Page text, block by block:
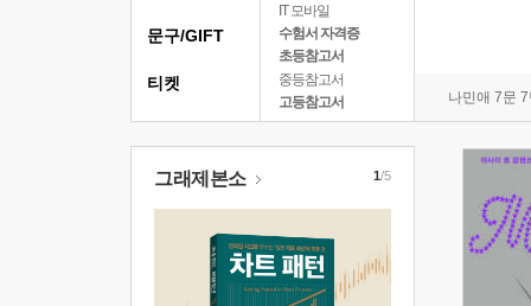
IT 모바일
수험서 자격증
초등참고서
중등참고서
고등참고서
나민애 7문
문구/GIFT
티켓
그래제본소 1/5